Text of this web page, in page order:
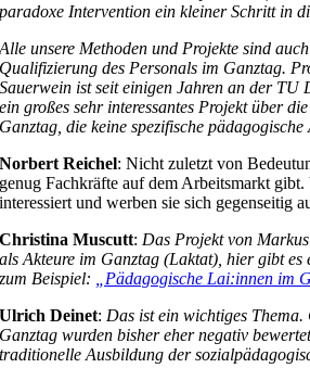
paradoxe Intervention ein kleiner Schritt in
Alle unsere Methoden und Projekte sind
Qualifizierung des Personals im Ganztag.
Sauerwein ist seit einigen Jahren an der
ein großes sehr interessantes Projekt über
Ganztag, die keine spezifische
Norbert Reichel: Nicht zuletzt von
genug Fachkräfte auf dem Arbeitsmarkt
interessiert und werben sie sich gegenseitig
Christina Muscutt: Das Projekt von
als Akteure im Ganztag (Laktat), hier gibt es
zum Beispiel:
„Pädagogische Lai:innen im
Ulrich Deinet: Das ist ein wichtiges
Ganztag wurden bisher eher negativ
traditionelle Ausbildung der